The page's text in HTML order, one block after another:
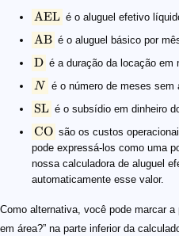
AEL é o aluguel efetivo
AB é o aluguel básico por
D é a duração da locação em
N é o número de meses sem
SL é o subsídio em dinheiro
CO são os custos
pode expressá-los como uma
nossa calculadora de aluguel
automaticamente esse valor.
Como alternativa, você pode marcar
em área?” na parte inferior da